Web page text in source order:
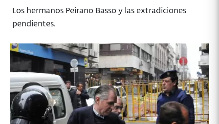
Los hermanos Peirano Basso y las extradiciones
pendientes.